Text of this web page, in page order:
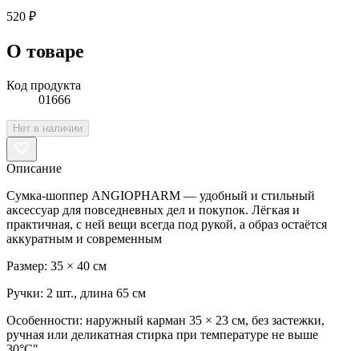
520 ₽
О товаре
Код продукта
01666
Нет в наличии
Описание
Сумка-шоппер ANGIOPHARM — удобный и стильный
аксессуар для повседневных дел и покупок. Лёгкая и
практичная, с ней вещи всегда под рукой, а образ остаётся
аккуратным и современным
Размер: 35 × 40 см
Ручки: 2 шт., длина 65 см
Особенности: наружный карман 35 × 23 см, без застежки,
ручная или деликатная стирка при температуре не выше